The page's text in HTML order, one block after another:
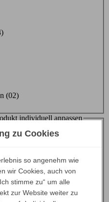
(02)
individuell anpassen
die Kategorie aus
zu Cookies
so angenehm wie
wir Cookies, auch von
stimme zu“ um alle
zur Website weiter zu